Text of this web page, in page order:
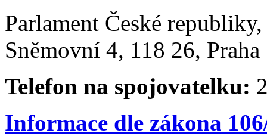
Parlament České
Sněmovní 4, 118 26,
Telefon na spojovatelku:
Informace dle zákona